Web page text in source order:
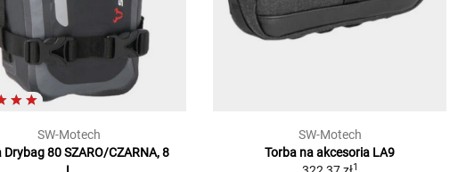
SW-Motech
Drybag 80 SZARO/CZARNA, 8
SW-Motech
Torba na akcesoria LA9
1